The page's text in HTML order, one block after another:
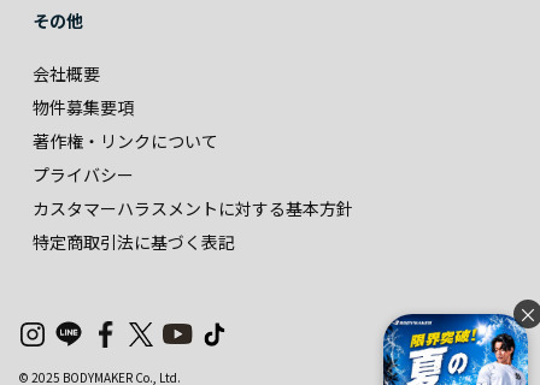
×
その他
会社概要
物件募集要項
著作権・リンクについて
プライバシー
カスタマーハラスメントに対する基本方針
特定商取引法に基づく表記
© 2025 BODYMAKER Co., Ltd.